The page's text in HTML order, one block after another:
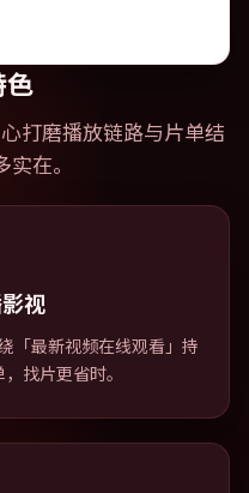
色
打磨播放链路与片单结
在。
视
「最新视频在线观看」持
找片更省时。